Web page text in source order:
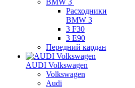
BMW 3
Расходники
BMW 3
3 F30
3 E90
Передний кардан
AUDI Volkswagen
Volkswagen
Audi